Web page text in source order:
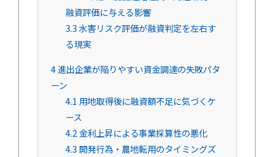
融資評価に与える影響
3.3水害リスク評価が融資判定を左右す
る現実
4進出企業が陥りやすい資金調達の失敗パタ
ーン
4.1 用地取得後に融資額不足に気づくケ
ース
4.2金利上昇による事業採算性の悪化
4.3 開発行為・農地転用のタイミングズ